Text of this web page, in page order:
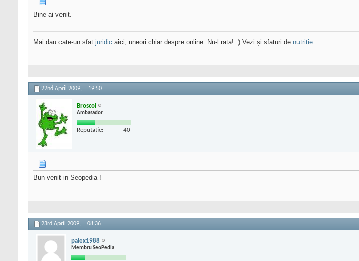
Bine ai venit.
Mai dau cate-un sfat juridic aici, uneori chiar despre online. Nu-l rata! :) Vezi și sfaturi de nutritie.
22nd April 2009, 19:50
Broscoi
Ambasador
Reputatie: 40
Bun venit in Seopedia !
23rd April 2009, 08:36
palex1988
Membru SeoPedia